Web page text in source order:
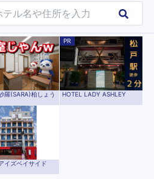
羅(SARA)柏しょう
PR
HOTEL LADY ASHLEY
イズベイサイド